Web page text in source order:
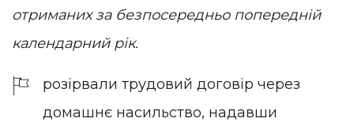
отриманих за безпосередньо попередній
календарний рік.
розірвали трудовий договір через
домашнє насильство, надавши